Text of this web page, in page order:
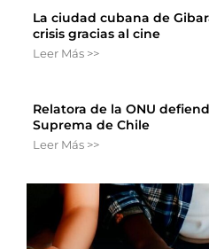
La ciudad cubana de
crisis gracias al cine
Leer Más >>
Relatora de la ONU
Suprema de Chile
Leer Más >>